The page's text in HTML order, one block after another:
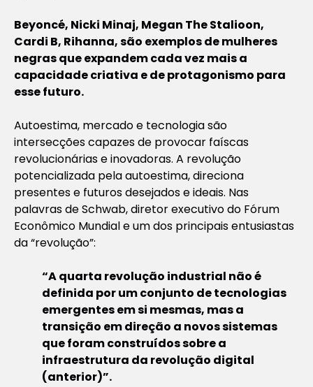
Beyoncé, Nicki Minaj, Megan The Stalioon,
Cardi B, Rihanna, são exemplos de mulheres
negras que expandem cada vez mais a
capacidade criativa e de protagonismo para
esse futuro.
Autoestima, mercado e tecnologia são
intersecções capazes de provocar faíscas
revolucionárias e inovadoras. A revolução
potencializada pela autoestima, direciona
presentes e futuros desejados e ideais. Nas
palavras de Schwab, diretor executivo do Fórum
Econômico Mundial e um dos principais entusiastas
da “revolução”:
“A quarta revolução industrial não é
definida por um conjunto de tecnologias
emergentes em si mesmas, mas a
transição em direção a novos sistemas
que foram construídos sobre a
infraestrutura da revolução digital
(anterior)”.